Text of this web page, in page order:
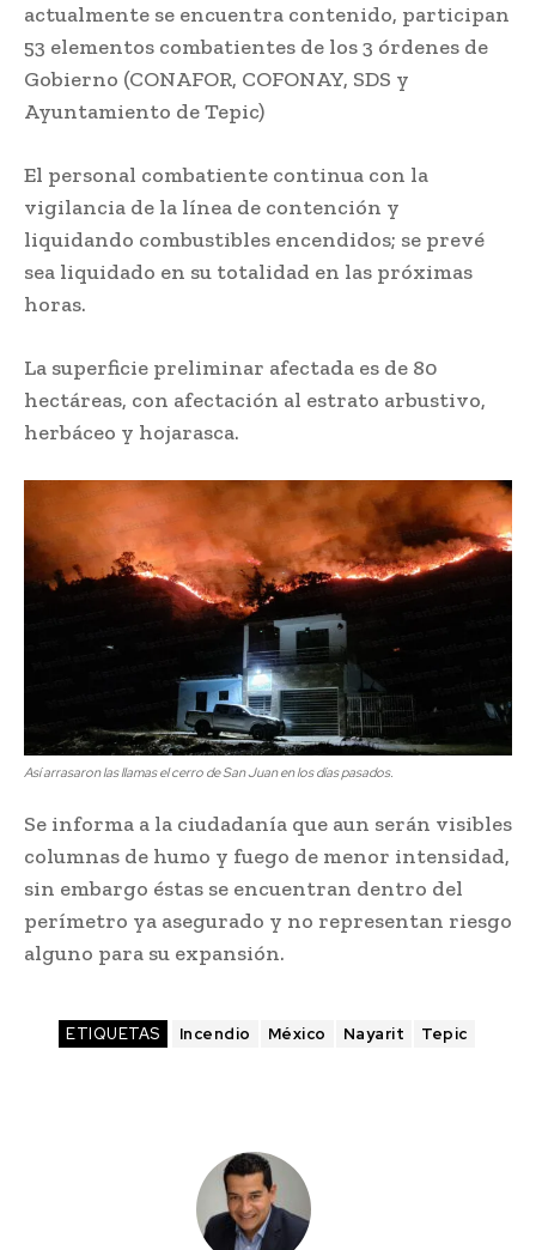
actualmente se encuentra contenido, participan
53 elementos combatientes de los 3 órdenes de
Gobierno (CONAFOR, COFONAY, SDS y
Ayuntamiento de Tepic)
El personal combatiente continua con la
vigilancia de la línea de contención y
liquidando combustibles encendidos; se prevé
sea liquidado en su totalidad en las próximas
horas.
La superficie preliminar afectada es de 80
hectáreas, con afectación al estrato arbustivo,
herbáceo y hojarasca.
Así arrasaron las llamas el cerro de San Juan en los días pasados.
Se informa a la ciudadanía que aun serán visibles
columnas de humo y fuego de menor intensidad,
sin embargo éstas se encuentran dentro del
perímetro ya asegurado y no representan riesgo
alguno para su expansión.
ETIQUETAS Incendio México Nayarit Tepic